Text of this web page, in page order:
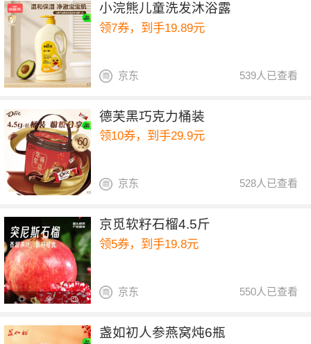
小浣熊儿童洗发沐浴露
领7券，到手19.89元
539人已查看
京东
德芙黑巧克力桶装
领10券，到手29.9元
528人已查看
京东
京觅软籽石榴4.5斤
领5券，到手19.8元
550人已查看
京东
盏如初人参燕窝炖6瓶